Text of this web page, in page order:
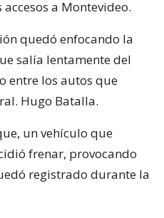
a Montevideo.
quedó enfocando la
salía lentamente del
entre los autos que
Hugo Batalla.
un vehículo que
frenar, provocando
registrado durante la